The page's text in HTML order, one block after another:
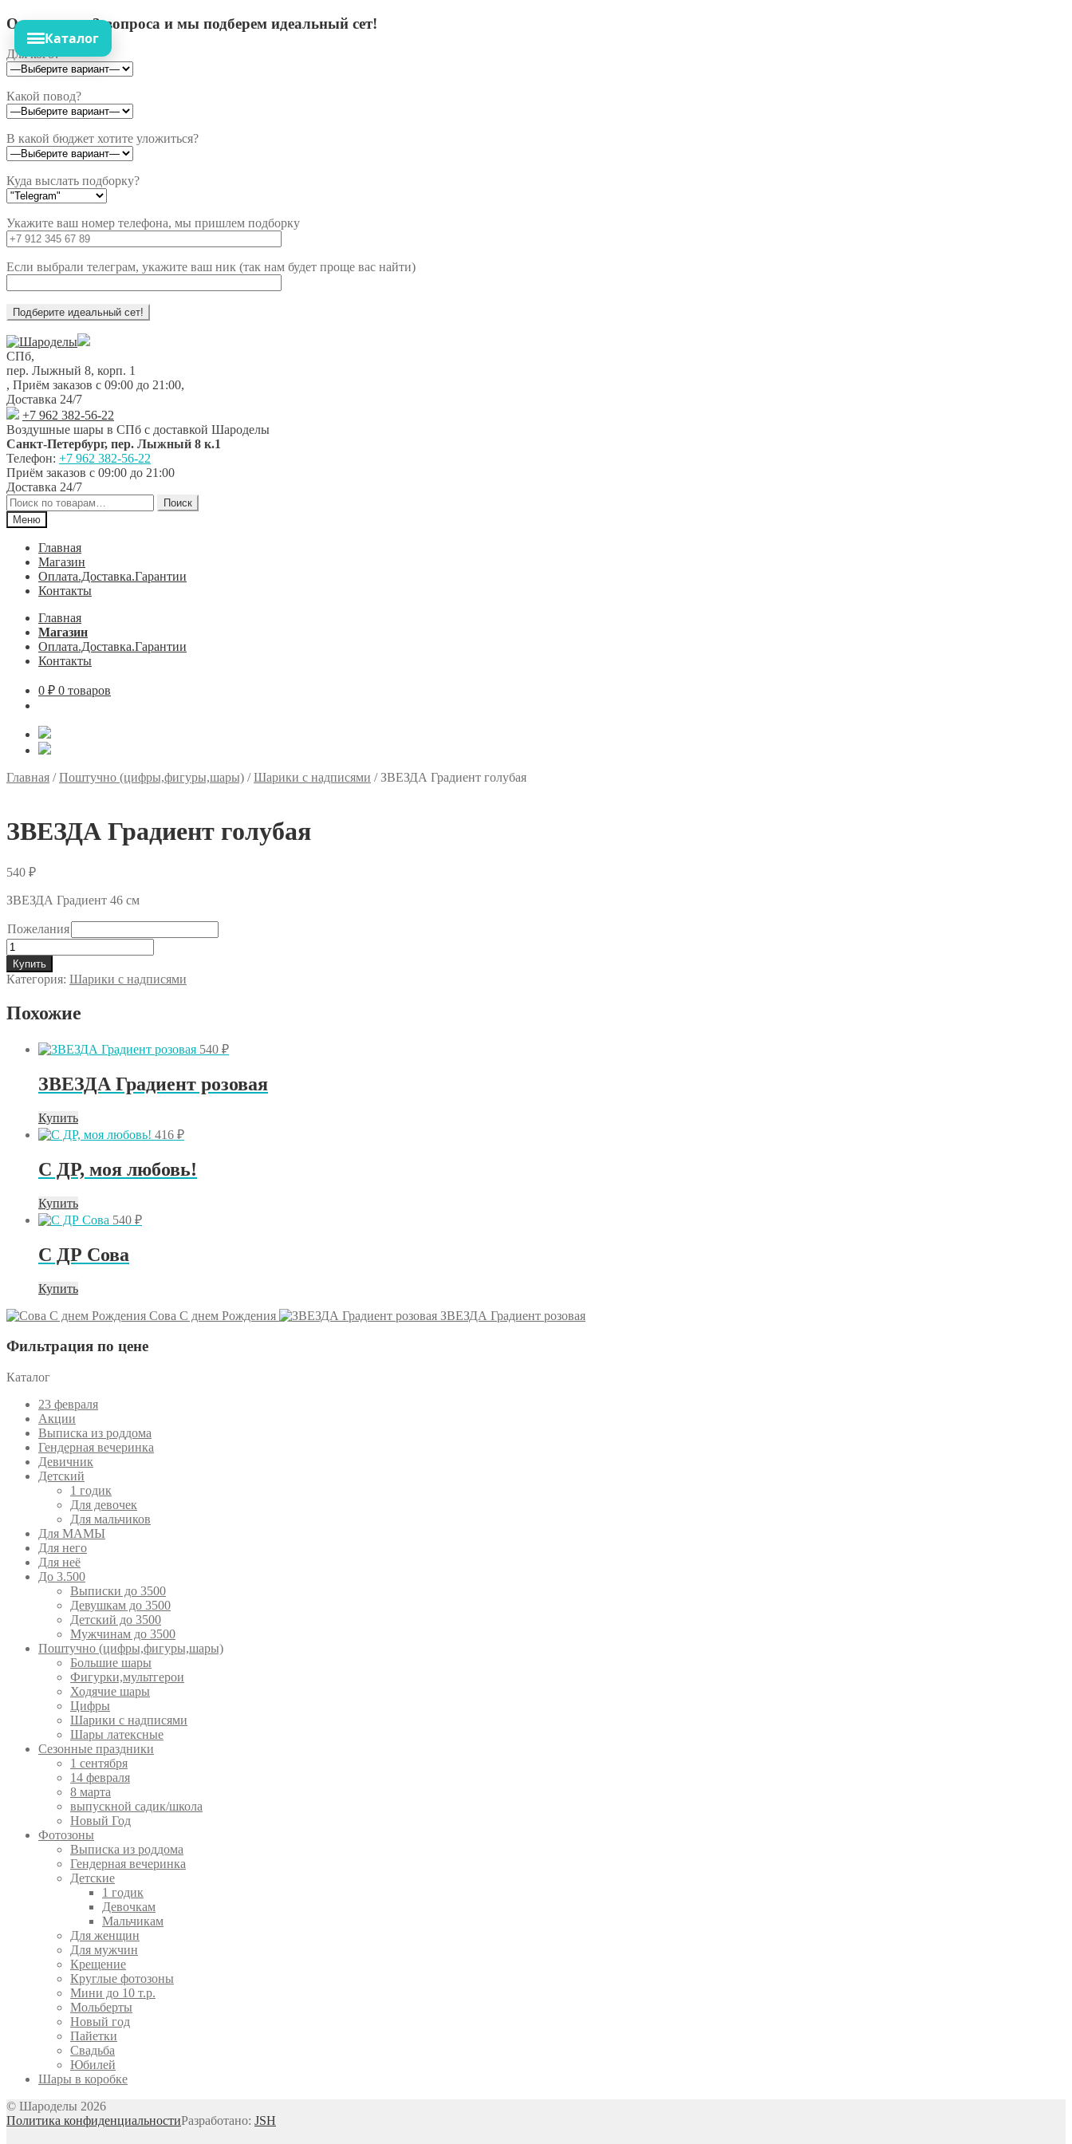
Ответьте на 3 вопроса и мы подберем идеальный сет!
Для кого?
Какой повод?
В какой бюджет хотите уложиться?
Куда выслать подборку?
Укажите ваш номер телефона, мы пришлем подборку
Если выбрали телеграм, укажите ваш ник (так нам будет проще вас найти)
Перейти
к
навигации
Перейти
к
содержимому
СПб,
пер. Лыжный 8, корп. 1
, Приём заказов с 09:00 до 21:00,
Доставка 24/7
+7 962 382-56-22
Воздушные шары в СПб с доставкой Шароделы
Санкт-Петербург, пер. Лыжный 8 к.1
Телефон: +7 962 382-56-22
Приём заказов с 09:00 до 21:00
Доставка 24/7
Искать:
Поиск
Меню
Главная
Магазин
Оплата.Доставка.Гарантии
Контакты
Главная
Магазин
Оплата.Доставка.Гарантии
Контакты
0 ₽ 0 товаров
Каталог
Главная /Поштучно (цифры,фигуры,шары) /Шарики с надписями /ЗВЕЗДА Градиент голубая
ЗВЕЗДА Градиент голубая
540 ₽
ЗВЕЗДА Градиент 46 см
Пожелания
Количество
товара
ЗВЕЗДА
Градиент
Купить
Категория: Шарики с надписями
Похожие
540 ₽
ЗВЕЗДА Градиент розовая
Купить
416 ₽
C ДР, моя любовь!
Купить
540 ₽
С ДР Сова
Купить
Сова С днем Рождения
ЗВЕЗДА Градиент розовая
Фильтрация по цене
Каталог
23 февраля
Акции
Выписка из роддома
Гендерная вечеринка
Девичник
Детский
1 годик
Для девочек
Для мальчиков
Для МАМЫ
Для него
Для неё
До 3.500
Выписки до 3500
Девушкам до 3500
Детский до 3500
Мужчинам до 3500
Поштучно (цифры,фигуры,шары)
Большие шары
Фигурки,мультгерои
Ходячие шары
Цифры
Шарики с надписями
Шары латексные
Сезонные праздники
1 сентября
14 февраля
8 марта
выпускной садик/школа
Новый Год
Фотозоны
Выписка из роддома
Гендерная вечеринка
Детские
1 годик
Девочкам
Мальчикам
Для женщин
Для мужчин
Крещение
Круглые фотозоны
Мини до 10 т.р.
Мольберты
Новый год
Пайетки
Свадьба
Юбилей
Шары в коробке
© Шароделы 2026
Политика конфиденциальностиРазработано: JSH